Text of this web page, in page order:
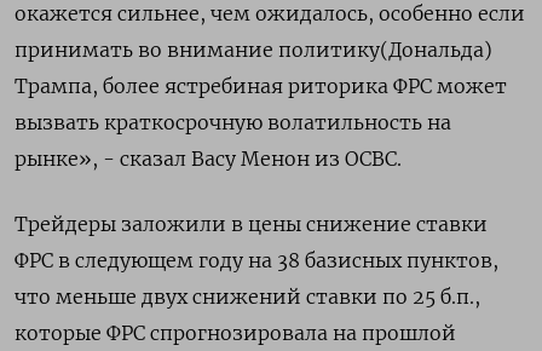
окажется сильнее, чем ожидалось, особенно если
принимать во внимание политику(Дональда)
Трампа, более ястребиная риторика ФРС может
вызвать краткосрочную волатильность на
рынке», - сказал Васу Менон из OCBC.
Трейдеры заложили в цены снижение ставки
ФРС в следующем году на 38 базисных пунктов,
что меньше двух снижений ставки по 25 б.п.,
которые ФРС спрогнозировала на прошлой